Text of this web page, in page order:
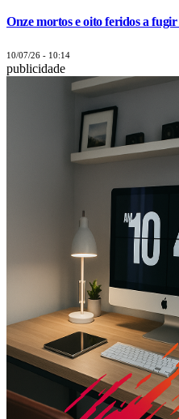
Onze mortos e oito feridos a
10/07/26 - 10:14
publicidade